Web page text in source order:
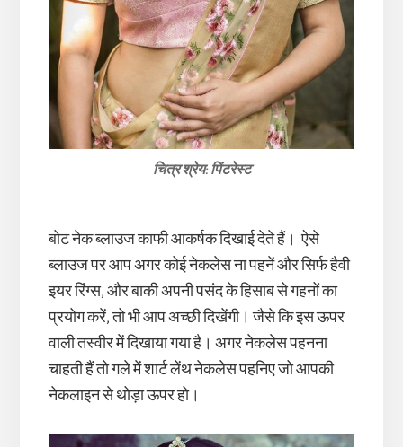
चित्र श्रेय: पिंटरेस्ट
बोट नेक ब्लाउज काफी आकर्षक दिखाई देते हैं। ऐसे
ब्लाउज पर आप अगर कोई नेकलेस ना पहनें और सिर्फ हैवी
इयर रिंग्स, और बाकी अपनी पसंद के हिसाब से गहनों का
प्रयोग करें, तो भी आप अच्छी दिखेंगी। जैसे कि इस ऊपर
वाली तस्वीर में दिखाया गया है। अगर नेकलेस पहनना
चाहती हैं तो गले में शार्ट लेंथ नेकलेस पहनिए जो आपकी
नेकलाइन से थोड़ा ऊपर हो।